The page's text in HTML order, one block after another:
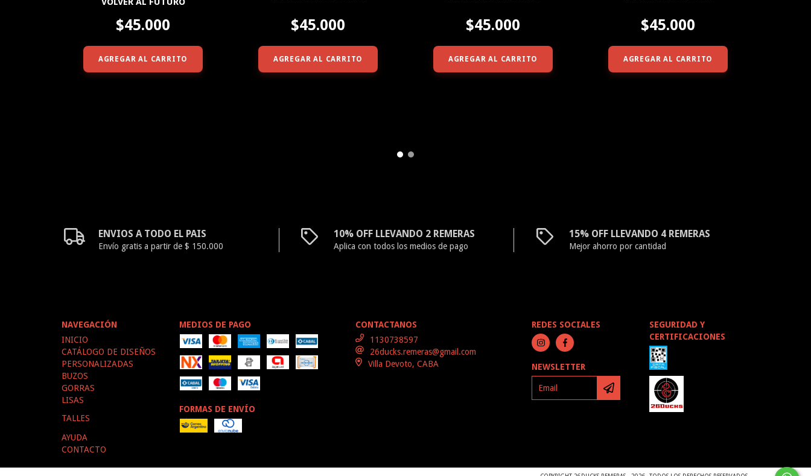
$45.000
AGREGAR AL CARRITO
$45.000
AGREGAR AL CARRITO
$45.000
AGREGAR AL CARRITO
$45.000
AGREGAR AL CARRITO
ENVIOS A TODO EL PAIS
Envío gratis a partir de $ 150.000
10% OFF LLEVANDO 2 REMERAS
Aplica con todos los medios de pago
15% OFF LLEVANDO 4 REMERAS
Mejor ahorro por cantidad
NAVEGACIÓN
INICIO
CATÁLOGO DE DISEÑOS
PERSONALIZADAS
BUZOS
GORRAS
LISAS
TALLES
AYUDA
CONTACTO
MEDIOS DE PAGO
FORMAS DE ENVÍO
CONTACTANOS
1130738597
26ducks.remeras@gmail.com
Villa Devoto, CABA
REDES SOCIALES
NEWSLETTER
SEGURIDAD Y
CERTIFICACIONES